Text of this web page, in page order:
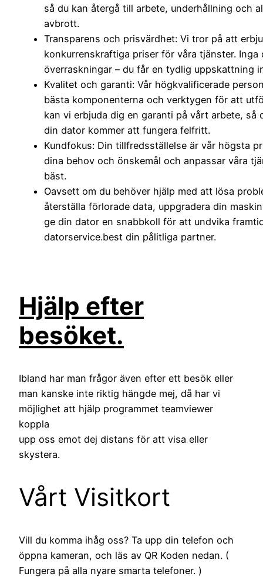
så du kan återgå till arbete, underhållning och
avbrott.
Transparens och prisvärdhet: Vi tror på att
konkurrenskraftiga priser för våra tjänster. Inga
överraskningar – du får en tydlig uppskattning
Kvalitet och garanti: Vår högkvalificerade
bästa komponenterna och verktygen för att
kan vi erbjuda dig en garanti på vårt arbete, så
din dator kommer att fungera felfritt.
Kundfokus: Din tillfredsställelse är vår högsta
dina behov och önskemål och anpassar våra
bäst.
Oavsett om du behöver hjälp med att lösa
återställa förlorade data, uppgradera din
ge din dator en snabbkoll för att undvika
datorservice.best din pålitliga partner.
Hjälp efter
besöket.
Ibland har man frågor även efter ett besök eller
man kanske inte riktig hängde mej, då har vi
möjlighet att hjälp programmet teamviewer
koppla
upp oss emot dej distans för att visa eller
skystera.
Vårt Visitkort
Vill du komma ihåg oss? Ta upp din telefon och
öppna kameran, och läs av QR Koden nedan. (
Fungera på alla nyare smarta telefoner. )